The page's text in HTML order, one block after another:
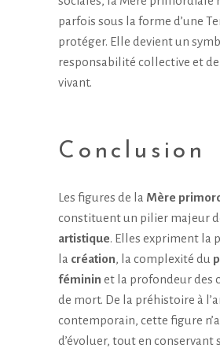
parfois sous la forme d’une
protéger. Elle devient un
responsabilité collective et
vivant.
Conclusion
Les figures de la Mère
constituent un pilier majeur
artistique. Elles expriment la
la création, la complexité du
féminin et la profondeur des
de mort. De la préhistoire à
contemporain, cette figure n’a
d’évoluer, tout en conservant